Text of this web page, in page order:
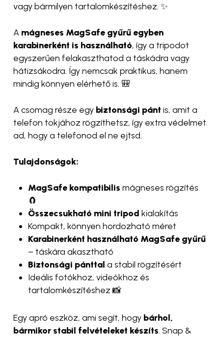
vagy bármilyen tartalomkészítéshez. ✨
A mágneses MagSafe gyűrű egyben
karabinerként is használható, így a tripodot
egyszerűen felakaszthatod a táskádra vagy
hátizsákodra. Így nemcsak praktikus, hanem
mindig könnyen elérhető is. 🎒
A csomag része egy biztonsági pánt is, amit a
telefon tokjához rögzíthetsz, így extra védelmet
ad, hogy a telefonod el ne ejtsd.
Tulajdonságok:
MagSafe kompatibilis mágneses rögzítés
🧲
Összecsukható mini tripod kialakítás
Kompakt, könnyen hordozható méret
Karabinerként használható MagSafe gyűrű
– táskára akasztható
Biztonsági pánttal a stabil rögzítésért
Ideális fotókhoz, videókhoz és
tartalomkészítéshez 📸
Egy apró eszköz, ami segít, hogy bárhol,
bármikor stabil felvételeket készíts. Snap &